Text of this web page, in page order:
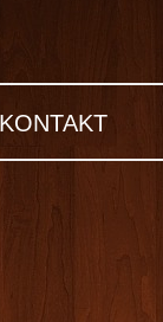
KONTAKT